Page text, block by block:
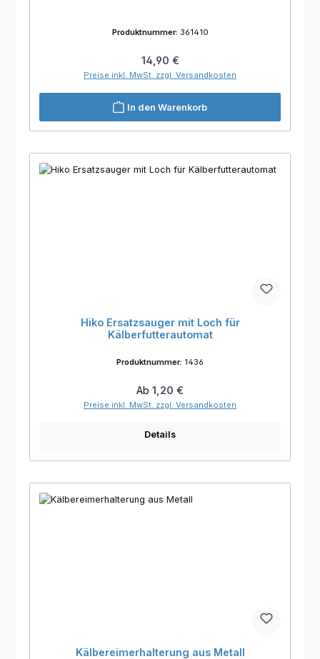
Produktnummer: 361410
Regulärer Preis:
14,90 €
Preise inkl. MwSt. zzgl. Versandkosten
In den Warenkorb
Hiko Ersatzsauger mit Loch für
Kälberfutterautomat
Produktnummer: 1436
Regulärer Preis:
Ab 1,20 €
Preise inkl. MwSt. zzgl. Versandkosten
Details
Kälbereimerhalterung aus Metall